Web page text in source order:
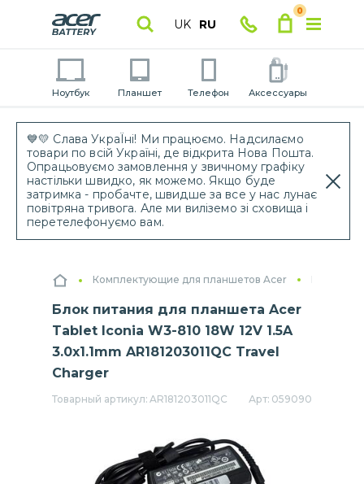
💙💛 Слава УкраЇні! Ми працюємо. Надсилаємо
товари по всій Україні, де відкрита Нова Пошта.
Опрацьовуємо замовлення у звичному графіку
настільки швидко, як можемо. Якщо буде
затримка - пробачте, швидше за все у нас лунає
повітряна тривога. Але ми виліземо зі сховища і
перетелефонуємо вам.
UK RU
0
Ноутбук Планшет Телефон Аксессуары
Комплектующие для планшетов Acer
Блок питания для планшета Acer
Tablet Iconia W3-810 18W 12V 1.5A
3.0x1.1mm AR181203011QC Travel
Charger
Товарный артикул: AR181203011QC Арт: 059090